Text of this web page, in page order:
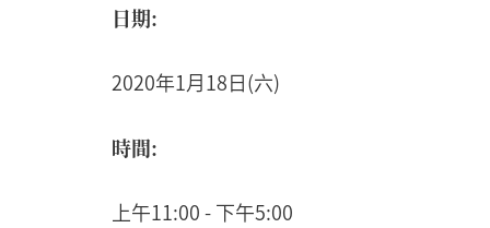
日期:
2020年1月18日(六)
時間:
上午11:00 - 下午5:00